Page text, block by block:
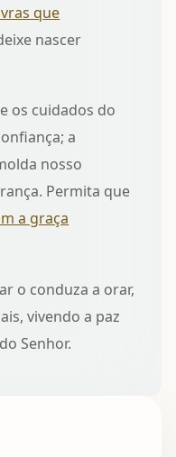
que
nascer
os cuidados do
a
nosso
Permita que
a graça
o conduza a orar,
vivendo a paz
Senhor.